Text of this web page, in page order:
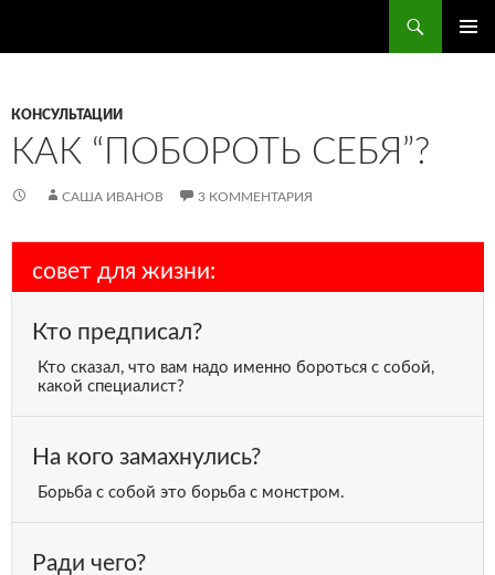
КОНСУЛЬТАЦИИ
КАК “ПОБОРОТЬ СЕБЯ”?
САША ИВАНОВ 3 КОММЕНТАРИЯ
совет для жизни:
Кто предписал?
Кто сказал, что вам надо именно бороться с собой,
какой специалист?
На кого замахнулись?
Борьба с собой это борьба с монстром.
Ради чего?